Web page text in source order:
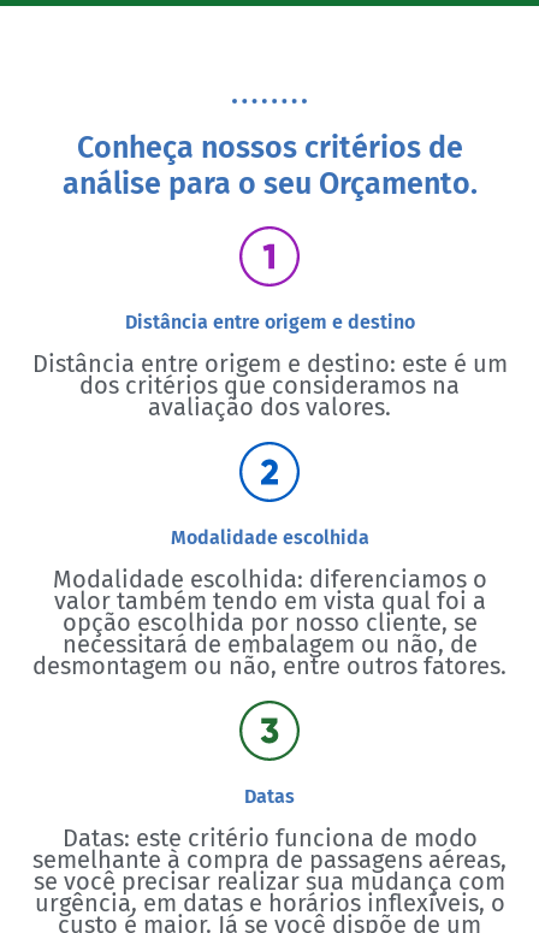
Conheça nossos critérios de
análise para o seu Orçamento.
Distância entre origem e destino
Distância entre origem e destino: este é um
dos critérios que consideramos na
avaliação dos valores.
Modalidade escolhida
Modalidade escolhida: diferenciamos o
valor também tendo em vista qual foi a
opção escolhida por nosso cliente, se
necessitará de embalagem ou não, de
desmontagem ou não, entre outros fatores.
Datas
Datas: este critério funciona de modo
semelhante à compra de passagens aéreas,
se você precisar realizar sua mudança com
urgência, em datas e horários inflexíveis, o
custo é maior. Já se você dispõe de um